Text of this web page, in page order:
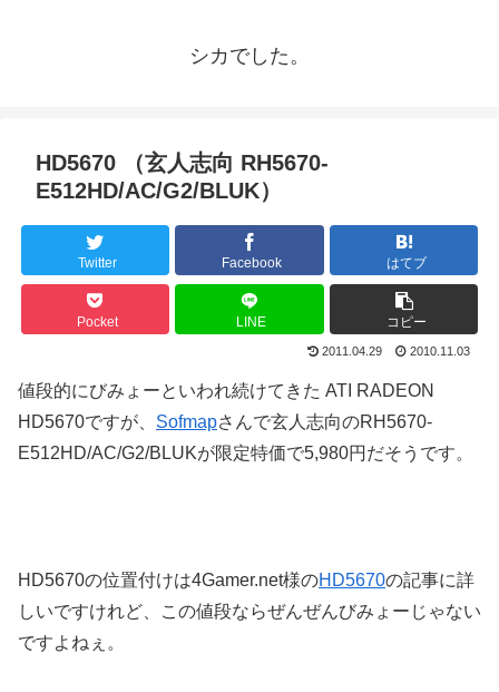
シカでした。
HD5670 （玄人志向 RH5670-
E512HD/AC/G2/BLUK）
Twitter Facebook はてブ
Pocket LINE コピー
2011.04.29 2010.11.03
値段的にびみょーといわれ続けてきた ATI RADEON
HD5670ですが、 Sofmapさんで玄人志向のRH5670-
E512HD/AC/G2/BLUKが限定特価で5,980円だそうです。
HD5670の位置付けは4Gamer.net様のHD5670の記事に詳
しいですけれど、この値段ならぜんぜんびみょーじゃない
ですよねぇ。